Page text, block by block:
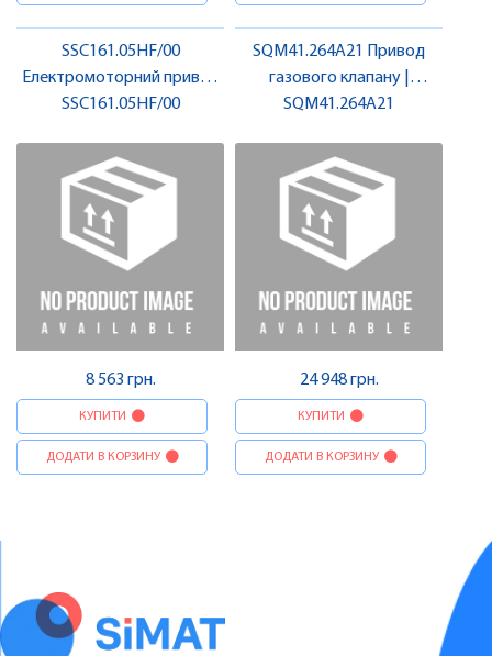
SSC161.05HF/00
Електромоторний привод
300N | SIEMENS
SSC161.05HF/00
8 563 грн.
КУПИТИ
ДОДАТИ В КОРЗИНУ
SQM41.264A21 Привод
газового клапану |
SIEMENS
SQM41.264A21
24 948 грн.
КУПИТИ
ДОДАТИ В КОРЗИНУ